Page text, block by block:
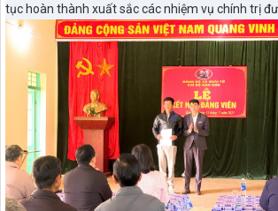
tục hoàn thành xuất sắc các nhiệm vụ chính trị